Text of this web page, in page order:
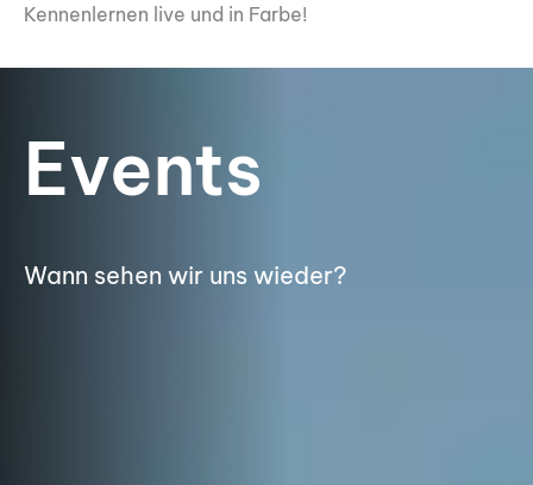
Kennenlernen live und in Farbe!
Events
Wann sehen wir uns wieder?